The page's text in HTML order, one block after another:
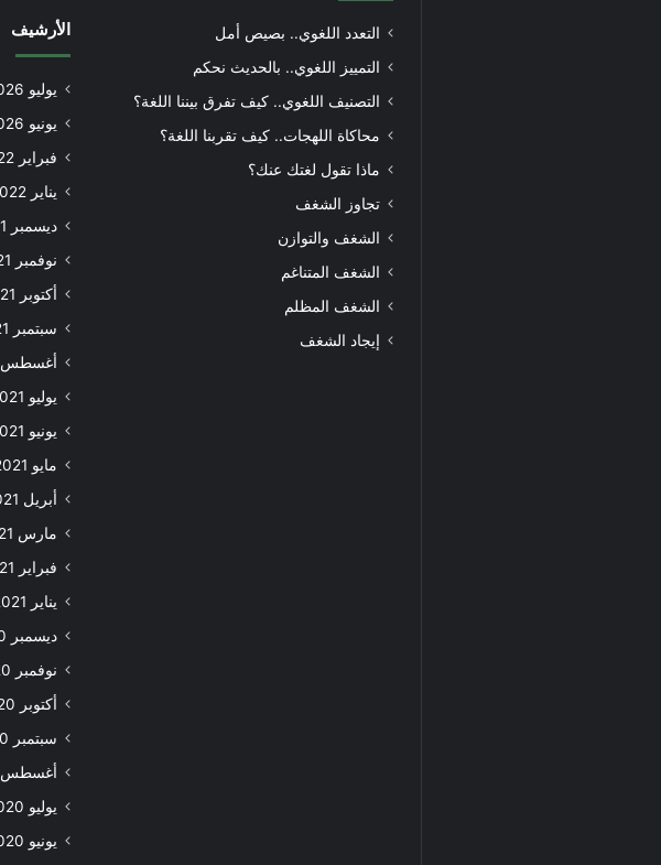
التعدد اللغوي.. بصيص أمل
التمييز اللغوي.. بالحديث نحكم
التصنيف اللغوي.. كيف تفرق بيننا اللغة؟
محاكاة اللهجات.. كيف تقربنا اللغة؟
ماذا تقول لغتك عنك؟
تجاوز الشغف
الشغف والتوازن
الشغف المتناغم
الشغف المظلم
إيجاد الشغف
الأرشيف
يوليو 2026
يونيو 2026
فبراير 2022
يناير 2022
ديسمبر 2021
نوفمبر 2021
أكتوبر 2021
سبتمبر 2021
أغسطس 2021
يوليو 2021
يونيو 2021
مايو 2021
أبريل 2021
مارس 2021
فبراير 2021
يناير 2021
ديسمبر 2020
نوفمبر 2020
أكتوبر 2020
سبتمبر 2020
أغسطس 2020
يوليو 2020
يونيو 2020